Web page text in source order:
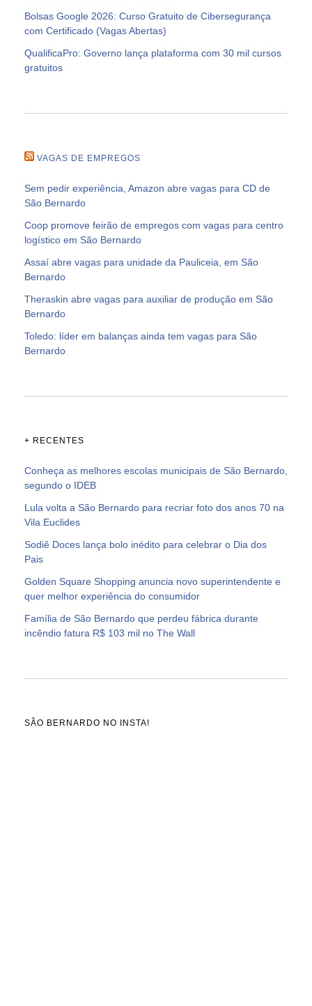
Bolsas Google 2026: Curso Gratuito de Cibersegurança
com Certificado (Vagas Abertas)
QualificaPro: Governo lança plataforma com 30 mil cursos
gratuitos
VAGAS DE EMPREGOS
Sem pedir experiência, Amazon abre vagas para CD de
São Bernardo
Coop promove feirão de empregos com vagas para centro
logístico em São Bernardo
Assaí abre vagas para unidade da Pauliceia, em São
Bernardo
Theraskin abre vagas para auxiliar de produção em São
Bernardo
Toledo: líder em balanças ainda tem vagas para São
Bernardo
+ RECENTES
Conheça as melhores escolas municipais de São Bernardo,
segundo o IDEB
Lula volta a São Bernardo para recriar foto dos anos 70 na
Vila Euclides
Sodiê Doces lança bolo inédito para celebrar o Dia dos
Pais
Golden Square Shopping anuncia novo superintendente e
quer melhor experiência do consumidor
Família de São Bernardo que perdeu fábrica durante
incêndio fatura R$ 103 mil no The Wall
SÃO BERNARDO NO INSTA!